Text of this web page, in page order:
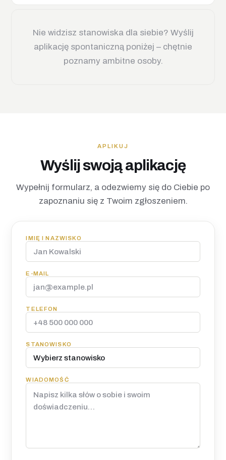
Nie widzisz stanowiska dla siebie? Wyślij
aplikację spontaniczną poniżej – chętnie
poznamy ambitne osoby.
APLIKUJ
Wyślij swoją aplikację
Wypełnij formularz, a odezwiemy się do Ciebie po
zapoznaniu się z Twoim zgłoszeniem.
IMIĘ I NAZWISKO
E-MAIL
TELEFON
STANOWISKO
WIADOMOŚĆ